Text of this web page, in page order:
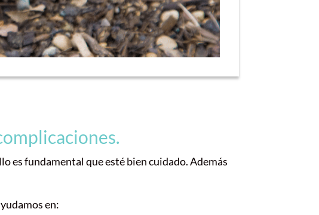
es fundamental que esté bien cuidado. Además
en: